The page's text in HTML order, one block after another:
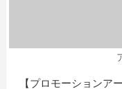
【プロモーションア